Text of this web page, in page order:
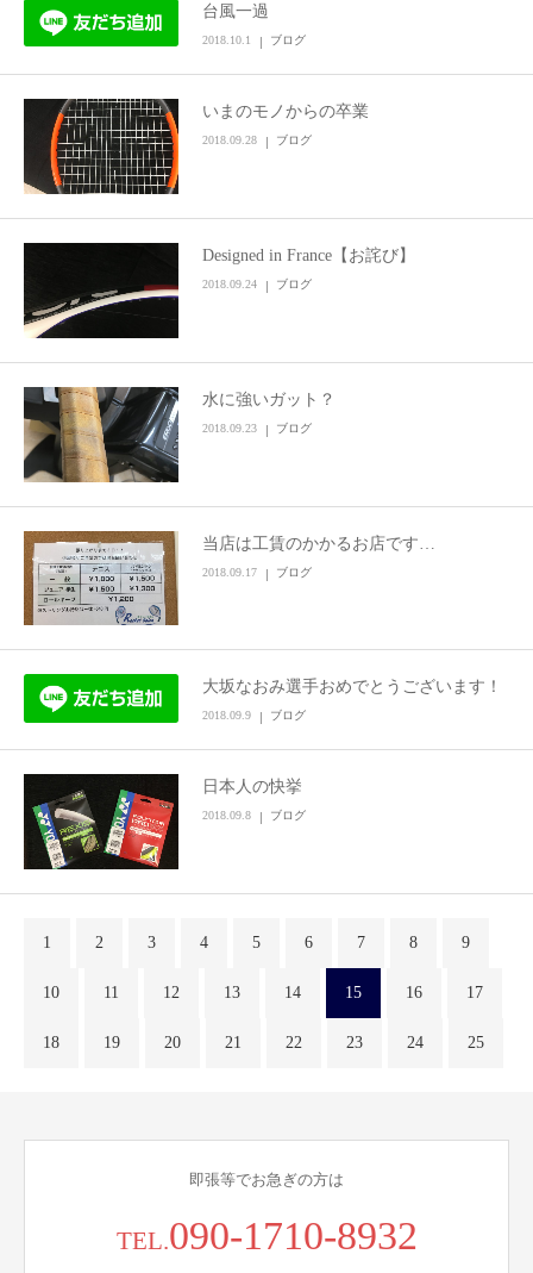
台風一過
2018.10.1 ブログ
いまのモノからの卒業
2018.09.28 ブログ
Designed in France【お詫び】
2018.09.24 ブログ
水に強いガット？
2018.09.23 ブログ
当店は工賃のかかるお店です…
2018.09.17 ブログ
大坂なおみ選手おめでとうございます！
2018.09.9 ブログ
日本人の快挙
2018.09.8 ブログ
1 2 3 4 5 6 7 8 9
10 11 12 13 14 15 16 17
18 19 20 21 22 23 24 25
即張等でお急ぎの方は
TEL.090-1710-8932